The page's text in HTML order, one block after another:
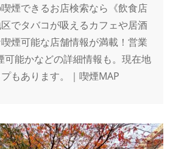
煙できるお店検索なら《飲食店
でタバコが吸えるカフェや居酒
煙可能な店舗情報が満載！営業
可能かなどの詳細情報も。現在地
もあります。｜喫煙MAP